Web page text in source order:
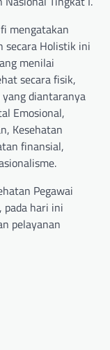
mengatakan
secara Holistik ini
menilai
secara fisik,
diantaranya
Emosional,
Kesehatan
finansial,
Pegawai
pada hari ini
pelayanan